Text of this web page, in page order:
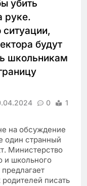
убить
руке.
будут
школьникам
0
1
на обсуждение
один странный
Министерство
и школьного
родителей писать